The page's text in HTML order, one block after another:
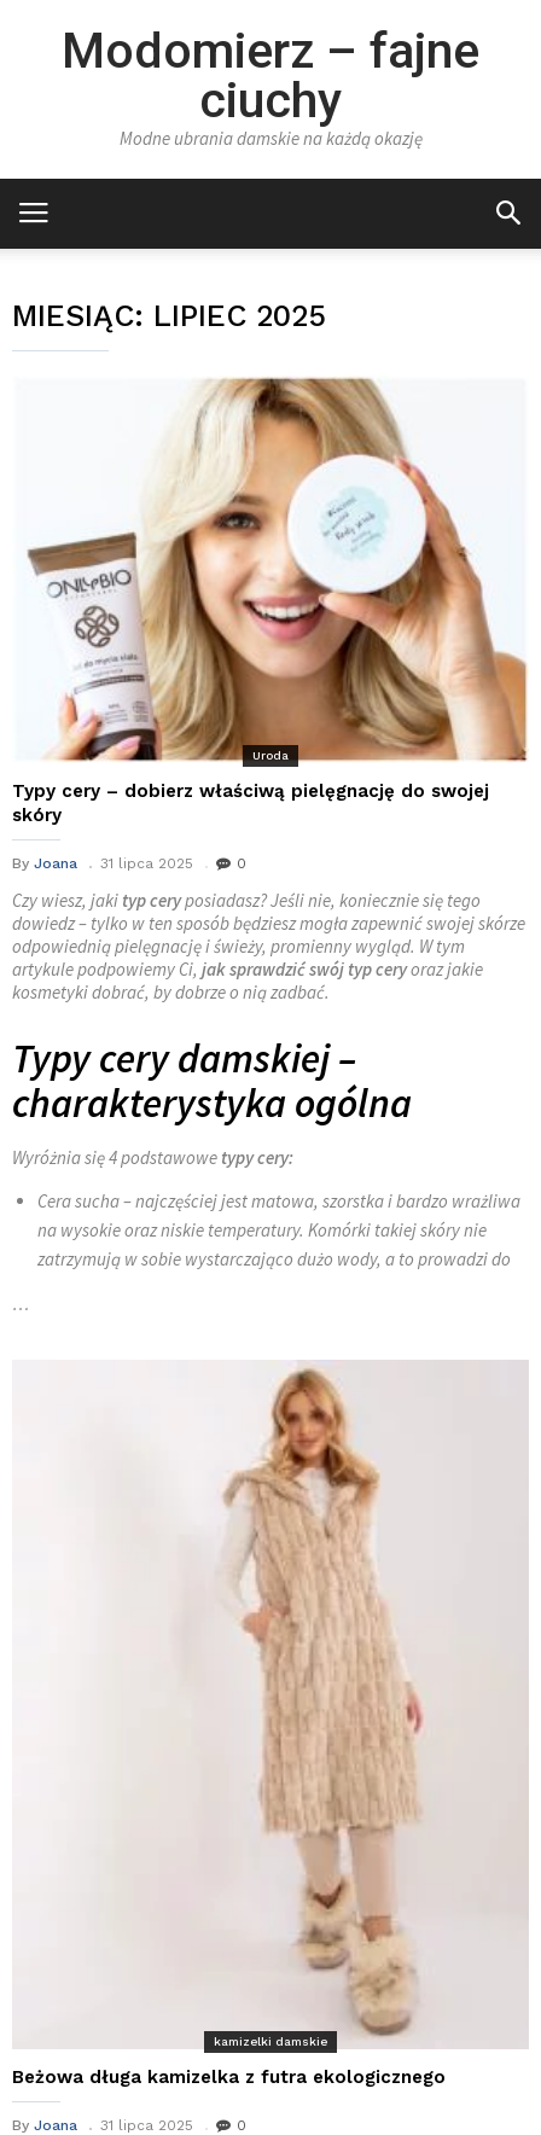
Modomierz – fajne
ciuchy
Modne ubrania damskie na każdą okazję
MIESIĄC: LIPIEC 2025
Uroda
Typy cery – dobierz właściwą pielęgnację do swojej
skóry
By Joana 31 lipca 2025 0
Czy wiesz, jaki typ ceryposiadasz? Jeśli nie, koniecznie się tego
dowiedz – tylko w ten sposób będziesz mogła zapewnić swojej skórze
odpowiednią pielęgnację i świeży, promienny wygląd. W tym
artykule podpowiemy Ci, jak sprawdzić swój typ ceryoraz jakie
kosmetyki dobrać, by dobrze o nią zadbać.
Typy cery damskiej –
charakterystyka ogólna
Wyróżnia się 4 podstawowe typy cery:
Cera sucha – najczęściej jest matowa, szorstka i bardzo wrażliwa
na wysokie oraz niskie temperatury. Komórki takiej skóry nie
zatrzymują w sobie wystarczająco dużo wody, a to prowadzi do
…
kamizelki damskie
Beżowa długa kamizelka z futra ekologicznego
By Joana 31 lipca 2025 0